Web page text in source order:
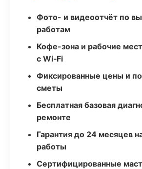
Фото- и видеоотчёт по
работам
Кофе-зона и рабочие
с Wi‑Fi
Фиксированные цены и
сметы
Бесплатная базовая
ремонте
Гарантия до 24 месяцев
работы
Сертифицированные